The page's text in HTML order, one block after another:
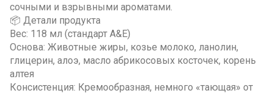
сочными и взрывными ароматами.
📦 Детали продукта
Вес: 118 мл (стандарт A&E)
Основа: Животные жиры, козье молоко, ланолин,
глицерин, алоэ, масло абрикосовых косточек, корень
алтея
Консистенция: Кремообразная, немного «тающая» от